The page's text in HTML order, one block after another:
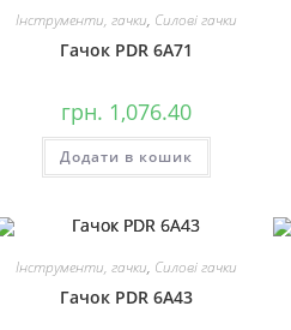
Інструменти, гачки, Силові гачки
Гачок PDR 6A71
грн. 1,076.40
Додати в кошик
Інструменти, гачки, Силові гачки
Гачок PDR 6A43